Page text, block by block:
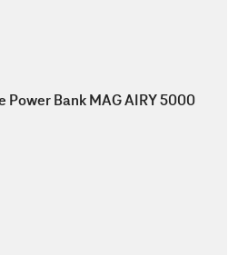
Bank MAG AIRY 5000